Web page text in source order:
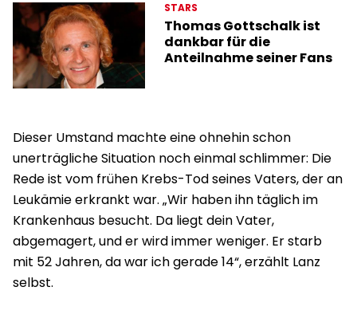
STARS
Thomas Gottschalk ist
dankbar für die
Anteilnahme seiner Fans
Dieser Umstand machte eine ohnehin schon
unerträgliche Situation noch einmal schlimmer: Die
Rede ist vom frühen Krebs-Tod seines Vaters, der an
Leukämie erkrankt war. „Wir haben ihn täglich im
Krankenhaus besucht. Da liegt dein Vater,
abgemagert, und er wird immer weniger. Er starb
mit 52 Jahren, da war ich gerade 14“, erzählt Lanz
selbst.